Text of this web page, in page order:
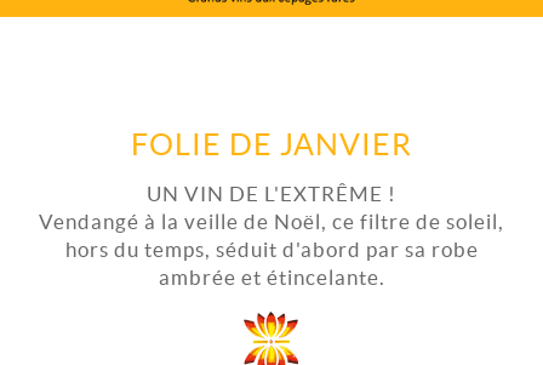
FOLIE DE JANVIER
UN VIN DE L'EXTRÊME !
Vendangé à la veille de Noël, ce filtre de soleil,
hors du temps, séduit d'abord par sa robe
ambrée et étincelante.